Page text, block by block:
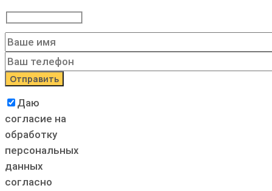
Даю
согласие на
обработку
персональных
данных
согласно